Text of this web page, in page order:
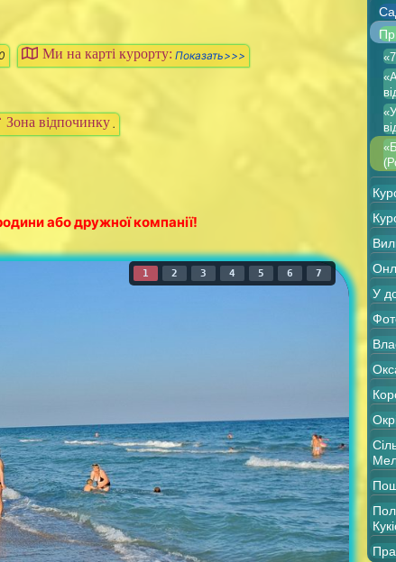
Ми на карті курорту: Показать>>>
Зона відпочинку .
або дружної компанії!
1 2 3 4 5 6 7
У